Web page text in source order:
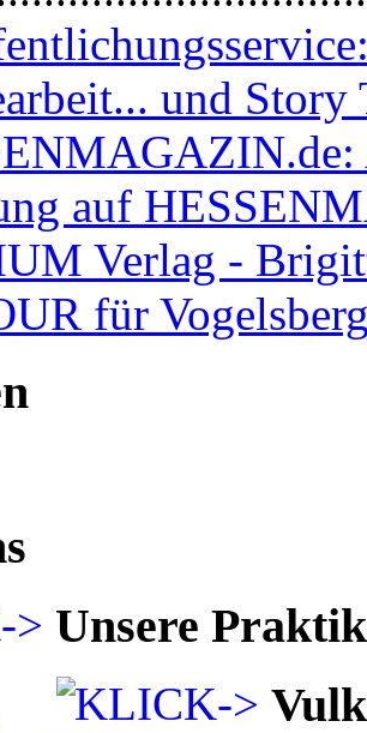
und
auf
Verlag -
für
Unsere